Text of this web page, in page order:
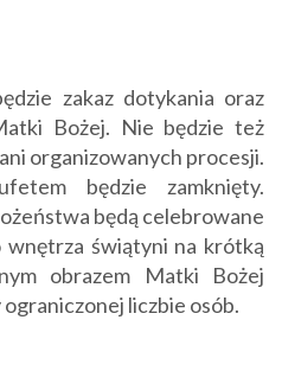
zakaz dotykania oraz
Bożej. Nie będzie też
organizowanych procesji.
będzie zamknięty.
będą celebrowane
świątyni na krótką
obrazem Matki Bożej
liczbie osób.